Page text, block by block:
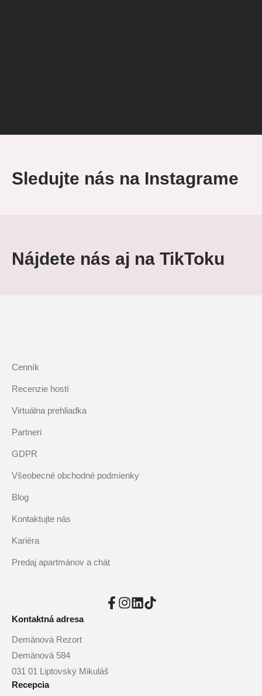
Sledujte nás na Instagrame
Nájdete nás aj na TikToku
Cenník
Recenzie hostí
Virtuálna prehliadka
Partneri
GDPR
Všeobecné obchodné podmienky
Blog
Kontaktujte nás
Kariéra
Predaj apartmánov a chát
Kontaktná adresa
Demänová Rezort
Demänová 584
031 01 Liptovský Mikuláš
Recepcia